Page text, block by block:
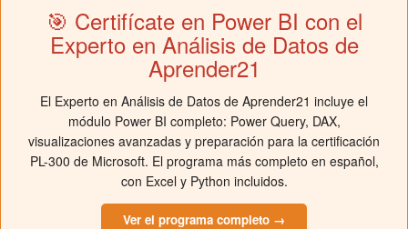
🎯 Certifícate en Power BI con el
Experto en Análisis de Datos de
Aprender21
El Experto en Análisis de Datos de Aprender21 incluye el
módulo Power BI completo: Power Query, DAX,
visualizaciones avanzadas y preparación para la certificación
PL-300 de Microsoft. El programa más completo en español,
con Excel y Python incluidos.
Ver el programa completo →